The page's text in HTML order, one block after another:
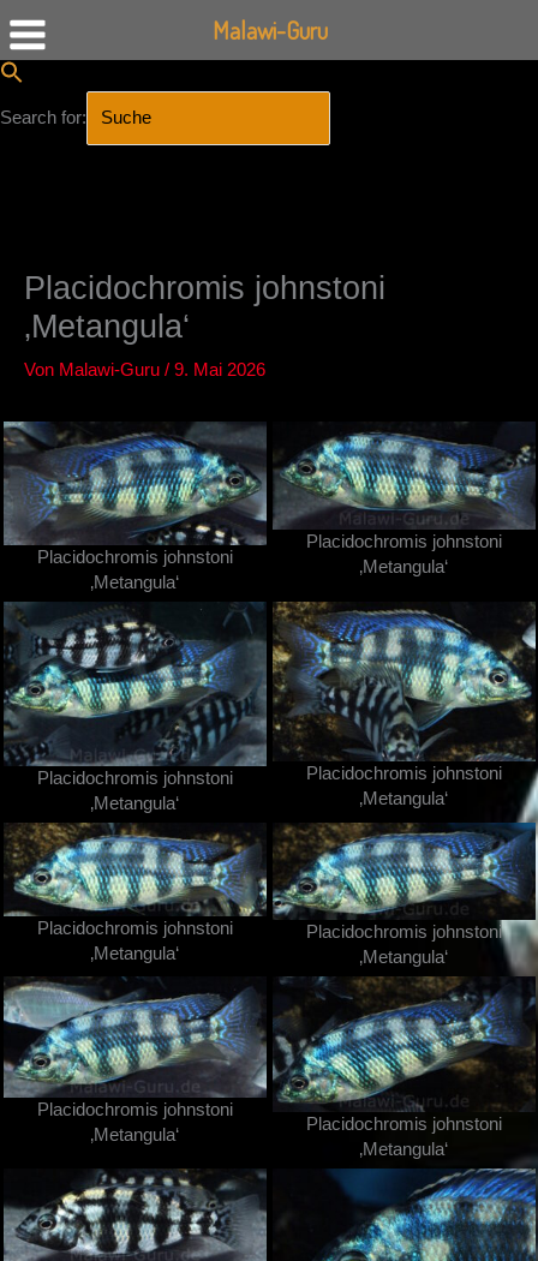
Search for:
Placidochromis johnstoni
‚Metangula‘
Von Malawi-Guru / 9. Mai 2026
Placidochromis johnstoni
‚Metangula‘
Placidochromis johnstoni
‚Metangula‘
Placidochromis johnstoni
‚Metangula‘
Placidochromis johnstoni
‚Metangula‘
Placidochromis johnstoni
‚Metangula‘
Placidochromis johnstoni
‚Metangula‘
Placidochromis johnstoni
‚Metangula‘
Placidochromis johnstoni
‚Metangula‘
Malawi-Guru